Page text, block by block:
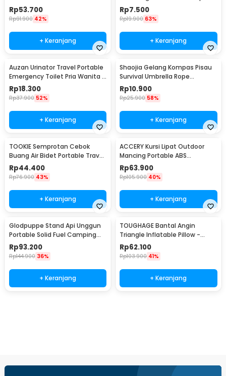
Holder - PF3102
Rp53.700
Rp91.900 42%
+ Keranjang
Spork EDC Tools - LX708
Rp7.500
Rp19.900 63%
+ Keranjang
Auzan Urinator Travel Portable
Emergency Toilet Pria Wanita -
C1676
Rp18.300
Rp37.900 52%
+ Keranjang
Shaojia Gelang Kompas Pisau
Survival Umbrella Rope
Bracelet - HJT41
Rp10.900
Rp25.900 58%
+ Keranjang
TOOKIE Semprotan Cebok
Buang Air Bidet Portable Travel
Sprayer 560ml - WS500
Rp44.400
Rp76.900 43%
+ Keranjang
ACCERY Kursi Lipat Outdoor
Mancing Portable ABS
Telescopic Chair - NDS66
Rp63.900
Rp105.900 40%
+ Keranjang
Glodpuppe Stand Api Unggun
Portable Solid Fuel Camping
Tool - EZ203
Rp93.200
Rp144.900 36%
+ Keranjang
TOUGHAGE Bantal Angin
Triangle Inflatable Pillow -
PF3101
Rp62.100
Rp103.900 41%
+ Keranjang